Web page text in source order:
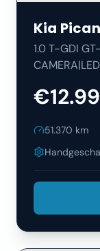
Kia
1.0 T-GDI
51.370 km